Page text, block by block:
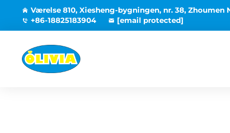
Værelse 810, Xiesheng-bygningen, nr. 38,
+86-18825183904
[email protected]